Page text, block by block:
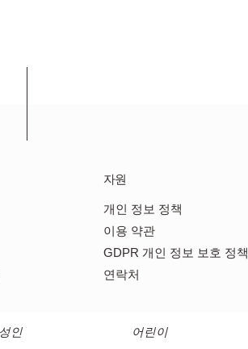
성인 어린이
자원
개인 정보 정책
이용 약관
GDPR 개인 정보 보호 정책
연락처